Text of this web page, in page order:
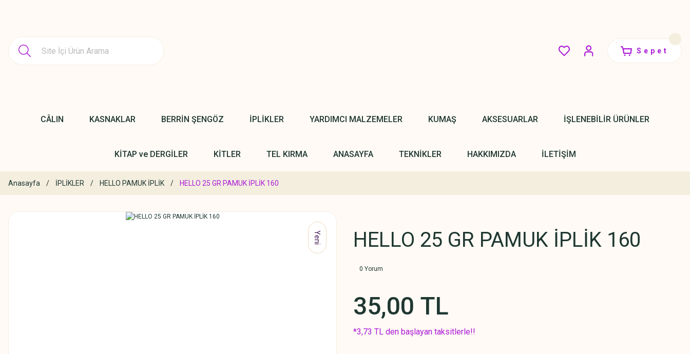
Sepet
CÂLIN KASNAKLAR BERRİN ŞENGÖZ İPLİKLER YARDIMCI MALZEMELER KUMAŞ AKSESUARLAR İŞLENEBİLİR ÜRÜNLER
KİTAP ve DERGİLER KİTLER TEL KIRMA ANASAYFA TEKNİKLER HAKKIMIZDA İLETİŞİM
Anasayfa İPLİKLER HELLO PAMUK İPLİK HELLO 25 GR PAMUK İPLİK 160
Yeni HELLO 25 GR PAMUK İPLİK 160
0 Yorum
35,00 TL
*3,73 TL den başlayan taksitlerle!!